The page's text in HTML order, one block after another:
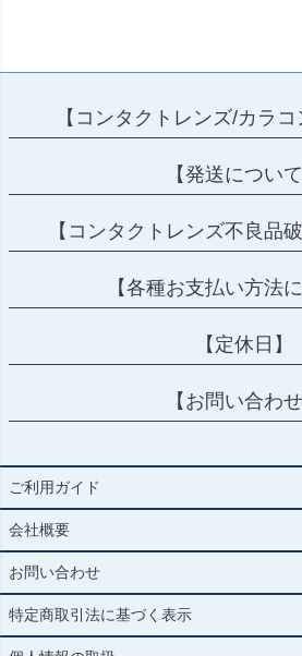
【コンタクトレンズ/カラコ
【発送について
【コンタクトレンズ不良品
【各種お支払い方法
【定休日】
【お問い合わせ
ご利用ガイド
会社概要
お問い合わせ
特定商取引法に基づく表示